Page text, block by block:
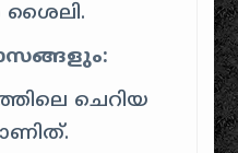
ശൈലി.
ചെറിയ